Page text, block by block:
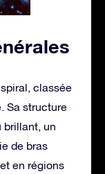
classée
Sa structure
brillant, un
de bras
en régions